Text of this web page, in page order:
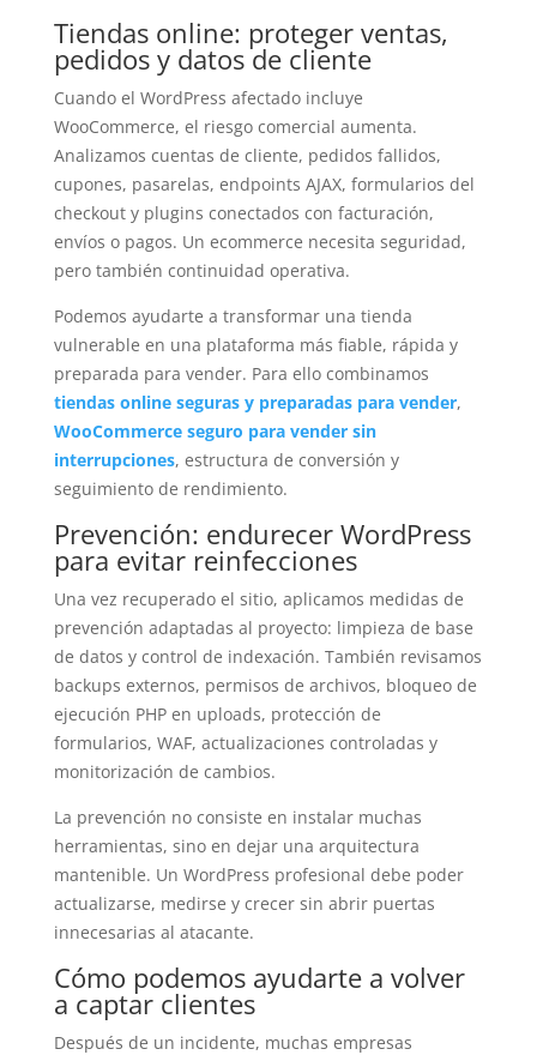
Tiendas online: proteger ventas,
pedidos y datos de cliente
Cuando el WordPress afectado incluye
WooCommerce, el riesgo comercial aumenta.
Analizamos cuentas de cliente, pedidos fallidos,
cupones, pasarelas, endpoints AJAX, formularios del
checkout y plugins conectados con facturación,
envíos o pagos. Un ecommerce necesita seguridad,
pero también continuidad operativa.
Podemos ayudarte a transformar una tienda
vulnerable en una plataforma más fiable, rápida y
preparada para vender. Para ello combinamos
tiendas online seguras y preparadas para vender,
WooCommerce seguro para vender sin
interrupciones, estructura de conversión y
seguimiento de rendimiento.
Prevención: endurecer WordPress
para evitar reinfecciones
Una vez recuperado el sitio, aplicamos medidas de
prevención adaptadas al proyecto: limpieza de base
de datos y control de indexación. También revisamos
backups externos, permisos de archivos, bloqueo de
ejecución PHP en uploads, protección de
formularios, WAF, actualizaciones controladas y
monitorización de cambios.
La prevención no consiste en instalar muchas
herramientas, sino en dejar una arquitectura
mantenible. Un WordPress profesional debe poder
actualizarse, medirse y crecer sin abrir puertas
innecesarias al atacante.
Cómo podemos ayudarte a volver
a captar clientes
Después de un incidente, muchas empresas